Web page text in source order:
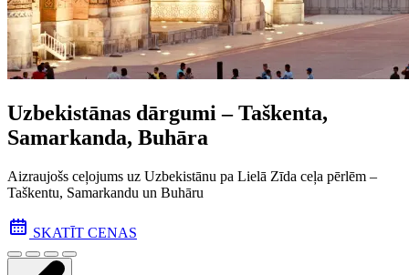
Uzbekistānas dārgumi – Taškenta,
Samarkanda, Buhāra
Aizraujošs ceļojums uz Uzbekistānu pa Lielā Zīda ceļa pēr­lēm –
Taškentu, Samarkandu un Buhāru
SKATĪT CENAS